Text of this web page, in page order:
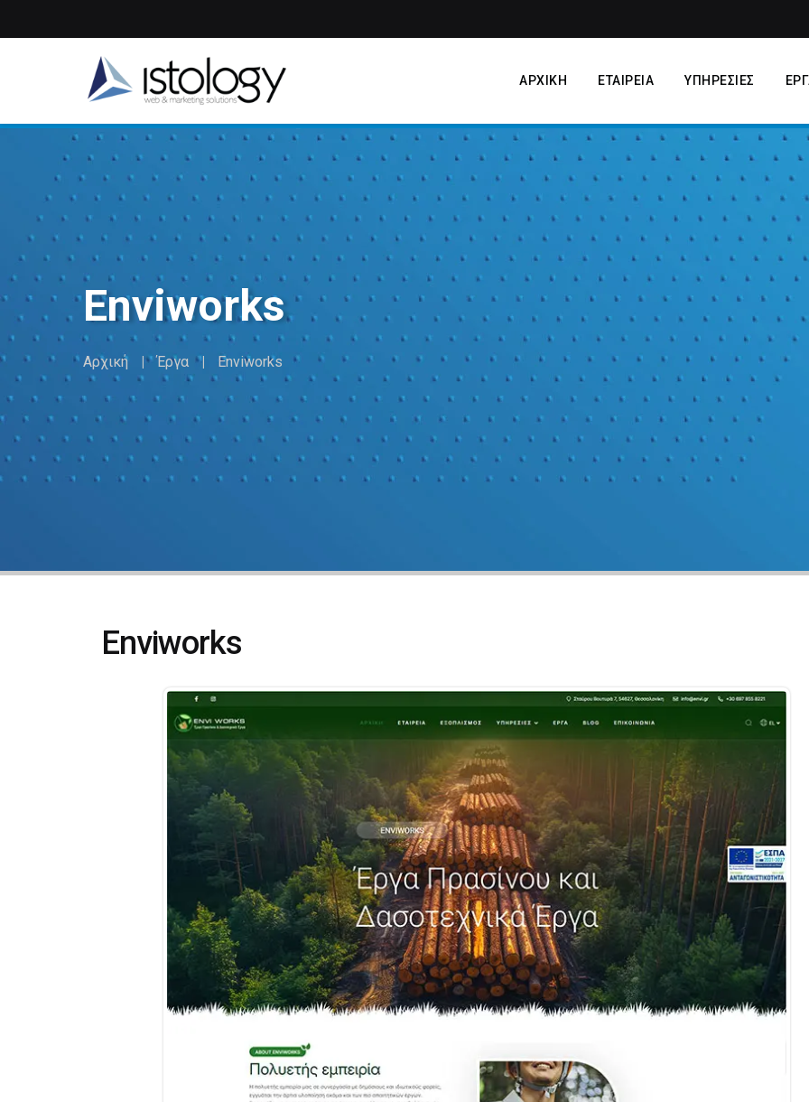
ΑΡΧΙΚΗ ΕΤΑΙΡΕΙΑ ΥΠΗΡΕΣΙΕΣ
Enviworks
Αρχική Έργα Enviworks
Enviworks